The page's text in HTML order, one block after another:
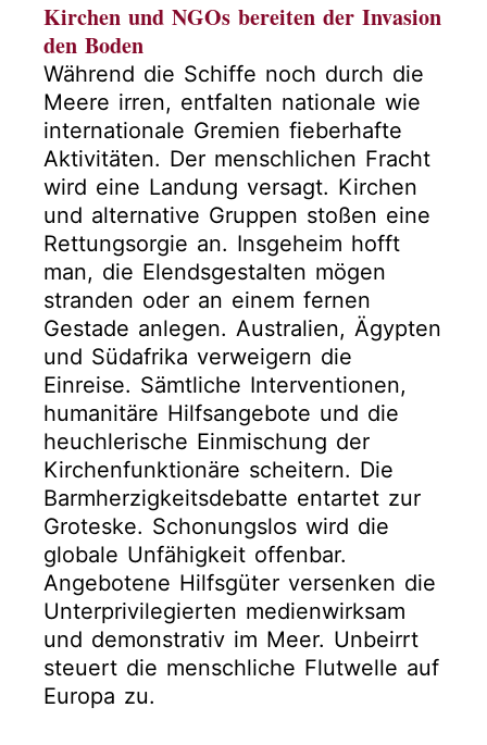
Kirchen und NGOs bereiten der Invasion
den Boden
Während die Schiffe noch durch die
Meere irren, entfalten nationale wie
internationale Gremien fieberhafte
Aktivitäten. Der menschlichen Fracht
wird eine Landung versagt. Kirchen
und alternative Gruppen stoßen eine
Rettungsorgie an. Insgeheim hofft
man, die Elendsgestalten mögen
stranden oder an einem fernen
Gestade anlegen. Australien, Ägypten
und Südafrika verweigern die
Einreise. Sämtliche Interventionen,
humanitäre Hilfsangebote und die
heuchlerische Einmischung der
Kirchenfunktionäre scheitern. Die
Barmherzigkeitsdebatte entartet zur
Groteske. Schonungslos wird die
globale Unfähigkeit offenbar.
Angebotene Hilfsgüter versenken die
Unterprivilegierten medienwirksam
und demonstrativ im Meer. Unbeirrt
steuert die menschliche Flutwelle auf
Europa zu.